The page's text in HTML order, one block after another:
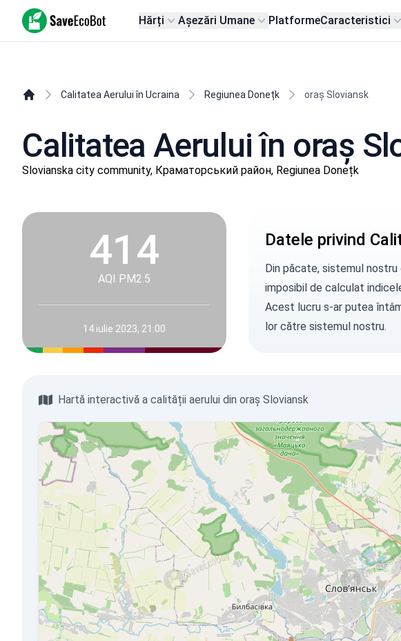
SaveEcoBot Hărți Așezări Umane PlatformeCaracteristici
Calitatea Aerului în Ucraina Regiunea Donețk oraș Sloviansk
Calitatea Aerului în oraș
Slovianska city community, Краматорський район, Regiunea Donețk
414
AQI PM2.5
14 iulie 2023, 21:00
Datele privind
Din păcate, sistemul
imposibil de calculat
Acest lucru s-ar putea
lor către sistemul nostru.
Hartă interactivă a calității aerului din oraș Sloviansk